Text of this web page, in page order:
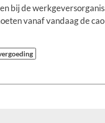
bij de
vanaf vandaag de cao